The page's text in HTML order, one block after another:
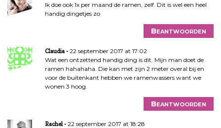
Ik doe ook 1x per maand de ramen, zelf. Dit is wel een heel
handig dingetjes zo
Beantwoorden
Claudia
22 september 2017 at 17:02
Wat een ontzettend handig ding is dit. Mijn man doet de
ramen hahahaha. Die kan met zijn 2 meter overal bij en
voor de buitenkant hebben we ramenwassers want we
wonen 3 hoog.
Beantwoorden
Rachel
22 september 2017 at 18:28